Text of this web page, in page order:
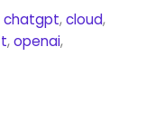
chatgpt,cloud,
,openai,